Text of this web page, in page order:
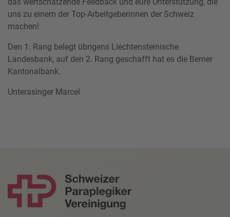
uns zu einem der Top-Arbeitgeberinnen der Schweiz
machen!
Den 1. Rang belegt übrigens Liechtensteinische
Landesbank, auf den 2. Rang geschafft hat es die Berner
Kantonalbank.
Unterasinger Marcel